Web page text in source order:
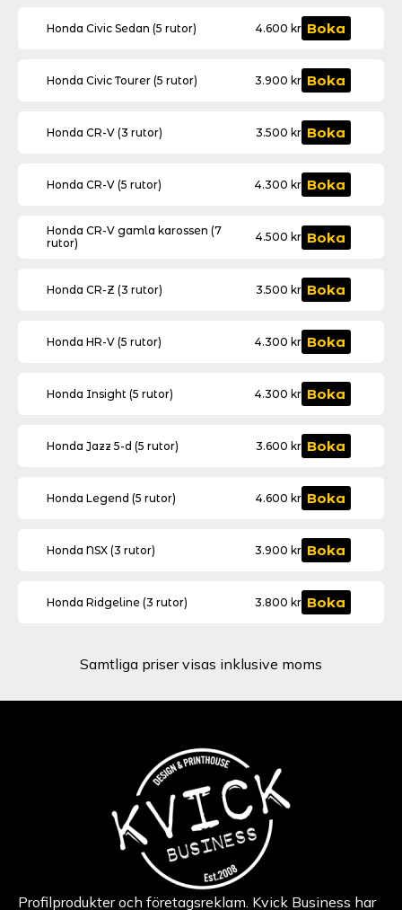
rutor)
mängd
(5
rutor)
mängd
Honda Civic Sedan (5 rutor) 4.600 krHonda
Civic
(5
rutor)
mängd
Boka
Honda Civic Tourer (5 rutor) 3.900 krHonda
Civic
(5
rutor)
mängd
Boka
Honda CR-V (3 rutor) 3.500 krHonda
CR-
(3
rutor)
mängd
Boka
Honda CR-V (5 rutor) 4.300 krHonda
CR-
(5
rutor)
mängd
Boka
Honda CR-V gamla karossen (7
rutor)
4.500 krHonda
CR-
gamla
karossen
(7
mängd
Boka
Honda CR-Z (3 rutor) 3.500 krHonda
CR-
(3
rutor)
mängd
Boka
Honda HR-V (5 rutor) 4.300 krHonda
HR-
(5
rutor)
mängd
Boka
Honda Insight (5 rutor) 4.300 krHonda
Insight
rutor)
mängd
Boka
Honda Jazz 5-d (5 rutor) 3.600 krHonda
Jazz
d
(5
rutor)
Boka
Honda Legend (5 rutor) 4.600 krHonda
Legend
rutor)
mängd
Boka
Honda NSX (3 rutor) 3.900 krHonda
NSX
rutor)
mängd
Boka
Honda Ridgeline (3 rutor) 3.800 krHonda
Ridgeline
Boka
Samtliga priser visas inklusive moms
Profilprodukter och företagsreklam. Kvick Business har